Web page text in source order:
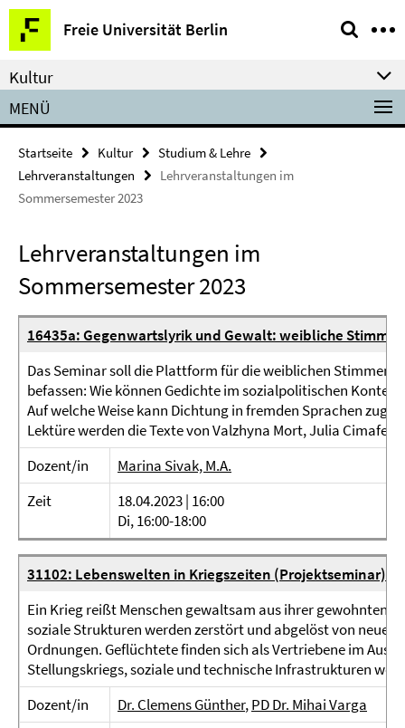
Springe
direkt
zu
Inhalt
Freie Universität Berlin
Service-
Navigation
Kultur
MENÜ
Startseite Kultur
Studium & Lehre
Lehrveranstaltungen
Lehrveranstaltungen im
Sommersemester 2023
Lehrveranstaltungen im
Sommersemester 2023
16435a: Gegenwartslyrik und Gewalt: weibliche
Das Seminar soll die Plattform für die weiblichen Stimmen
befassen: Wie können Gedichte im sozialpolitischen
Auf welche Weise kann Dichtung in fremden Sprachen
Lektüre werden die Texte von Valzhyna Mort, Julia
Dozent/in
Marina Sivak, M.A.
Zeit
18.04.2023 | 16:00
Di, 16:00-18:00
31102: Lebenswelten in Kriegszeiten (Projektseminar)
Ein Krieg reißt Menschen gewaltsam aus ihrer gewohnten
soziale Strukturen werden zerstört und abgelöst von
Ordnungen. Geflüchtete finden sich als Vertriebene im
Stellungskriegs, soziale und technische Infrastrukturen
Dozent/in
Dr. Clemens Günther,PD Dr. Mihai Varga